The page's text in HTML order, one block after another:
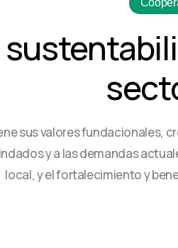
sus valores fundacionales,
y a las demandas
local, y el fortalecimiento y